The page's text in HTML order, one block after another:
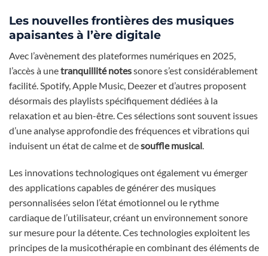
Les nouvelles frontières des musiques
apaisantes à l’ère digitale
Avec l’avènement des plateformes numériques en 2025,
l’accès à unetranquillité notessonore s’est considérablement
facilité. Spotify, Apple Music, Deezer et d’autres proposent
désormais des playlists spécifiquement dédiées à la
relaxation et au bien-être. Ces sélections sont souvent issues
d’une analyse approfondie des fréquences et vibrations qui
induisent un état de calme et desouffle musical
Les innovations technologiques ont également vu émerger
des applications capables de générer des musiques
personnalisées selon l’état émotionnel ou le rythme
cardiaque de l’utilisateur, créant un environnement sonore
sur mesure pour la détente. Ces technologies exploitent les
principes de la musicothérapie en combinant des éléments de